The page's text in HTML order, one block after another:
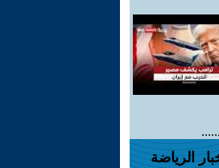
الرياضة